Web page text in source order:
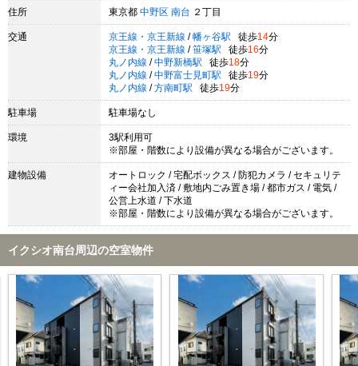
住所 東京都 中野区 南台 ２丁目
交通 京王線・京王新線 / 幡ヶ谷駅 徒歩14分
京王線・京王新線 / 笹塚駅 徒歩16分
丸ノ内線 / 中野新橋駅 徒歩18分
丸ノ内線 / 中野富士見町駅 徒歩19分
丸ノ内線 / 方南町駅 徒歩19分
駐車場 駐車場なし
環境
3駅利用可
※部屋・階数により設備が異なる場合がございます。
建物設備
オートロック / 宅配ボックス / 防犯カメラ / セキュリテ
ィー会社加入済 / 敷地内ごみ置き場 / 都市ガス / 電気 /
公営上水道 / 下水道
※部屋・階数により設備が異なる場合がございます。
イクシオ南台周辺の空室物件